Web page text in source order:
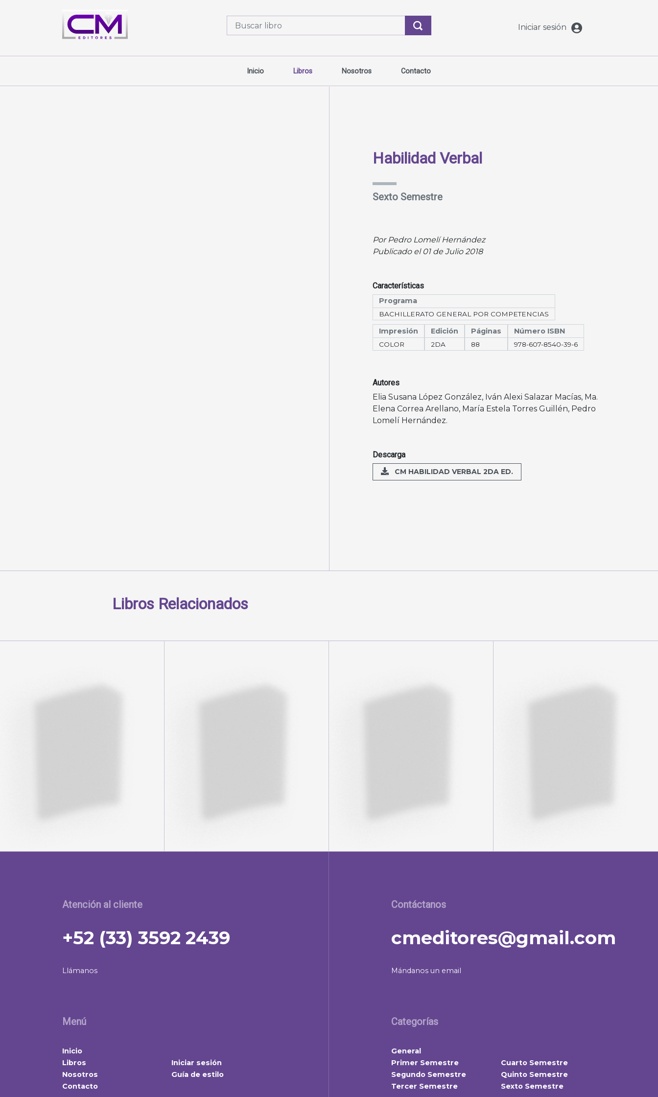
Iniciar sesión
Inicio Libros Nosotros Contacto
Habilidad Verbal
Sexto Semestre
Por Pedro Lomelí Hernández
Publicado el 01 de Julio 2018
Características
Programa
BACHILLERATO GENERAL POR COMPETENCIAS
Impresión
COLOR
Edición
2DA
Páginas
88
Número ISBN
978-607-8540-39-6
Autores
Elia Susana López González, Iván Alexi Salazar Macías, Ma.
Elena Correa Arellano, María Estela Torres Guillén, Pedro
Lomelí Hernández.
Descarga
CM HABILIDAD VERBAL 2DA ED.
Libros Relacionados
Atención al cliente
+52 (33) 3592 2439
Llámanos
Menú
Inicio
Libros
Nosotros
Contacto
Iniciar sesión
Guía de estilo
Contáctanos
cmeditores@gmail.com
Mándanos un email
Categorías
General
Primer Semestre
Segundo Semestre
Tercer Semestre
Cuarto Semestre
Quinto Semestre
Sexto Semestre